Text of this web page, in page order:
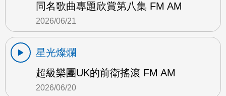
同名歌曲專題欣賞第八集 FM AM
2026/06/21
星光燦爛
超級樂團UK的前衛搖滾 FM AM
2026/06/20